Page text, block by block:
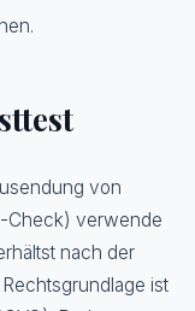
von
Check) verwende
nach der
ist